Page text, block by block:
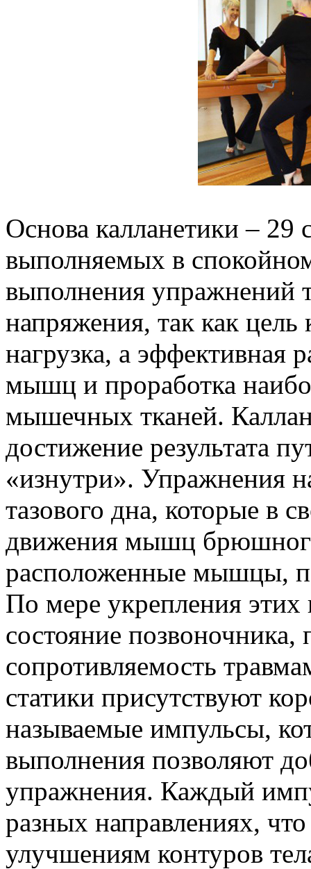
Основа калланетики – 29
выполняемых в
выполнения упражнений
напряжения, так как цель
нагрузка, а эффективная
мышц и проработка
мышечных тканей.
достижение результата
«изнутри». Упражнения
тазового дна, которые в
движения мышц
расположенные мышцы,
По мере укрепления
состояние
сопротивляемость
статики присутствуют
называемые импульсы,
выполнения позволяют
упражнения. Каждый
разных направлениях,
улучшениям контуров